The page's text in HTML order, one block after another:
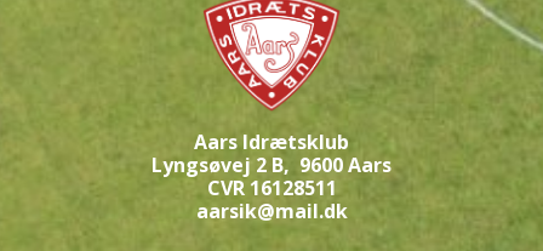
Aars Idrætsklub
Lyngsøvej 2 B, 9600 Aars
CVR 16128511
aarsik@mail.dk